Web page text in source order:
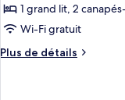
type
de
chambre :
Appartement
1 grand lit, 2
Wi-Fi gratuit
Plus de détails
Plus